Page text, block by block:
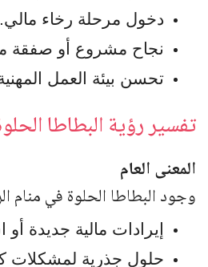
دخول مرحلة رخاء مالي.
نجاح مشروع أو صفقة
تحسن بيئة العمل
تفسير رؤية البطاطا
المعنى العام
وجود البطاطا الحلوة في منام
إيرادات مالية جديدة
حلول جذرية لمشكلات